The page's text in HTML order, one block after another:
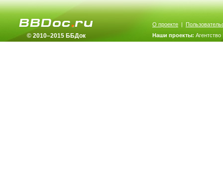
© 2010–2015 ББДок
О проекте |
Наши проекты: